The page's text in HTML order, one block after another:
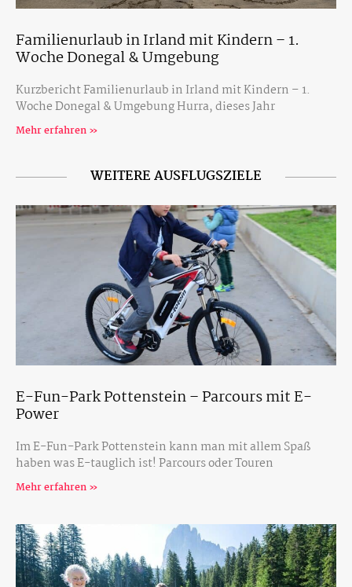
Familienurlaub in Irland mit Kindern – 1.
Woche Donegal & Umgebung
Kurzbericht Familienurlaub in Irland mit Kindern – 1.
Woche Donegal & Umgebung Hurra, dieses Jahr
Mehr erfahren »
WEITERE AUSFLUGSZIELE
E-Fun-Park Pottenstein – Parcours mit E-
Power
Im E-Fun-Park Pottenstein kann man mit allem Spaß
haben was E-tauglich ist! Parcours oder Touren
Mehr erfahren »